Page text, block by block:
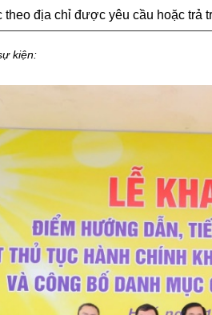
theo địa chỉ được yêu cầu hoặc trả
kiện: